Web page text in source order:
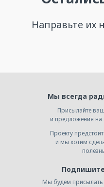
Мы всегда
Присылайте
и предложения на
Мы будем
Проекту
и мы хотим